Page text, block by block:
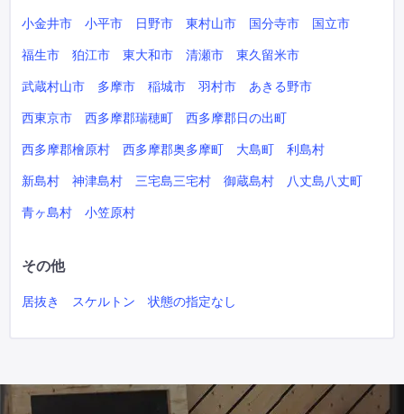
小金井市 小平市 日野市 東村山市 国分寺市 国立市
福生市 狛江市 東大和市 清瀬市 東久留米市
武蔵村山市 多摩市 稲城市 羽村市 あきる野市
西東京市 西多摩郡瑞穂町 西多摩郡日の出町
西多摩郡檜原村 西多摩郡奥多摩町 大島町 利島村
新島村 神津島村 三宅島三宅村 御蔵島村 八丈島八丈町
青ヶ島村 小笠原村
その他
居抜き スケルトン 状態の指定なし